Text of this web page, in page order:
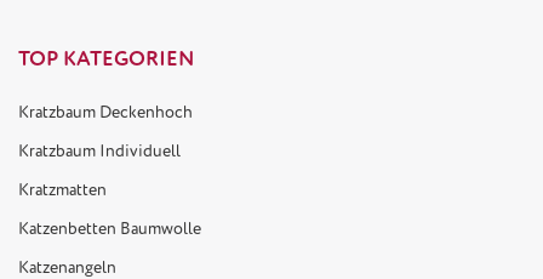
TOP KATEGORIEN
Kratzbaum Deckenhoch
Kratzbaum Individuell
Kratzmatten
Katzenbetten Baumwolle
Katzenangeln